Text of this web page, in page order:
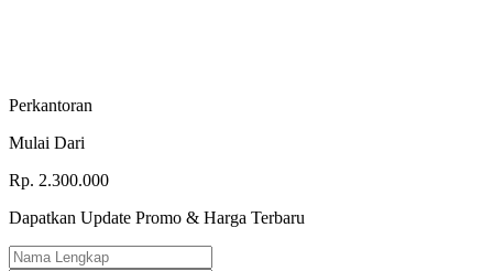
Perkantoran
Mulai Dari
Rp. 2.300.000
Dapatkan Update Promo & Harga Terbaru